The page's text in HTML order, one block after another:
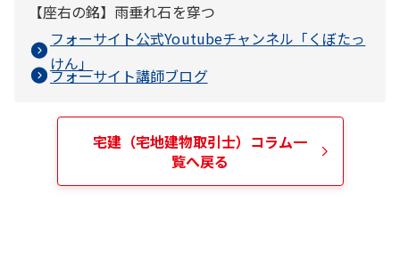
【座右の銘】雨垂れ石を穿つ
フォーサイト公式Youtubeチャンネル「くぼたっ
けん」
フォーサイト講師ブログ
宅建（宅地建物取引士） コラム一
覧へ戻る